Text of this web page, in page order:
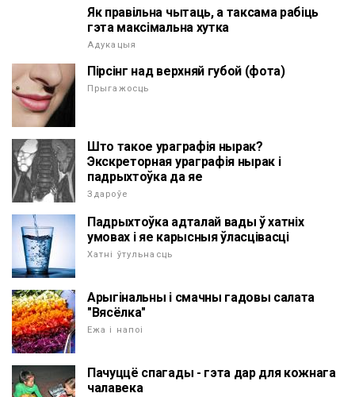
Як правільна чытаць, а таксама рабіць
гэта максімальна хутка
Адукацыя
Пірсінг над верхняй губой (фота)
Прыгажосць
Што такое ураграфія нырак?
Экскреторная ураграфія нырак і
падрыхтоўка да яе
Здароўе
Падрыхтоўка адталай вады ў хатніх
умовах і яе карысныя ўласцівасці
Хатні ўтульнасць
Арыгінальны і смачны гадовы салата
"Вясёлка"
Ежа і напоі
Пачуццё спагады - гэта дар для кожнага
чалавека